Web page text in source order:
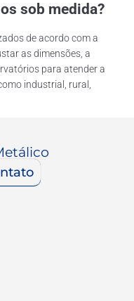
sob medida?
de acordo com a
as dimensões, a
para atender a
industrial, rural,